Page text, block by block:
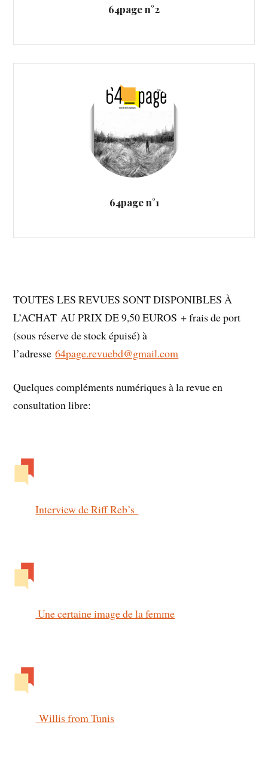
64page n°2
64page n°1
TOUTES LES REVUES SONT DISPONIBLES À
L’ACHAT AU PRIX DE 9,50 EUROS + frais de port
(sous réserve de stock épuisé) à
l’adresse64page.revuebd@gmail.com
Quelques compléments numériques à la revue en
consultation libre:
Interview de Riff Reb’s
Une certaine image de la femme
Willis from Tunis